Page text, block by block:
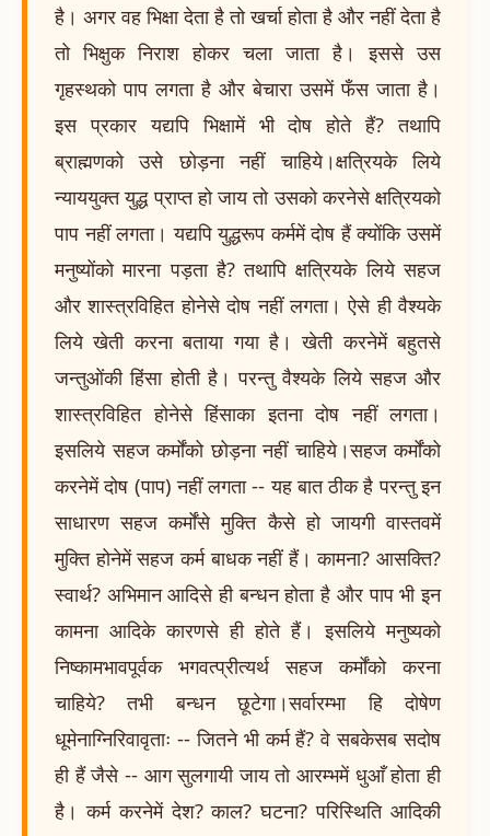
है। अगर वह भिक्षा देता है तो खर्चा होता है और नहीं देता है
तो भिक्षुक निराश होकर चला जाता है। इससे उस
गृहस्थको पाप लगता है और बेचारा उसमें फँस जाता है।
इस प्रकार यद्यपि भिक्षामें भी दोष होते हैं? तथापि
ब्राह्मणको उसे छोड़ना नहीं चाहिये।क्षत्रियके लिये
न्याययुक्त युद्ध प्राप्त हो जाय तो उसको करनेसे क्षत्रियको
पाप नहीं लगता। यद्यपि युद्धरूप कर्ममें दोष हैं क्योंकि उसमें
मनुष्योंको मारना पड़ता है? तथापि क्षत्रियके लिये सहज
और शास्त्रविहित होनेसे दोष नहीं लगता। ऐसे ही वैश्यके
लिये खेती करना बताया गया है। खेती करनेमें बहुतसे
जन्तुओंकी हिंसा होती है। परन्तु वैश्यके लिये सहज और
शास्त्रविहित होनेसे हिंसाका इतना दोष नहीं लगता।
इसलिये सहज कर्मोंको छोड़ना नहीं चाहिये।सहज कर्मोंको
करनेमें दोष (पाप) नहीं लगता -- यह बात ठीक है परन्तु इन
साधारण सहज कर्मोंसे मुक्ति कैसे हो जायगी वास्तवमें
मुक्ति होनेमें सहज कर्म बाधक नहीं हैं। कामना? आसक्ति?
स्वार्थ? अभिमान आदिसे ही बन्धन होता है और पाप भी इन
कामना आदिके कारणसे ही होते हैं। इसलिये मनुष्यको
निष्कामभावपूर्वक भगवत्प्रीत्यर्थ सहज कर्मोंको करना
चाहिये? तभी बन्धन छूटेगा।सर्वारम्भा हि दोषेण
धूमेनाग्निरिवावृताः -- जितने भी कर्म हैं? वे सबकेसब सदोष
ही हैं जैसे -- आग सुलगायी जाय तो आरम्भमें धुआँ होता ही
है। कर्म करनेमें देश? काल? घटना? परिस्थिति आदिकी